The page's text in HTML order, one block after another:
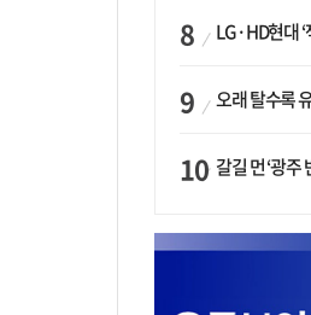
LG·HD현대 ‘잭팟’ vs 현대차 ‘
오래 탈수록 유리한 ‘필랑트
갈길 먼 ‘광주 반도체 공장’…